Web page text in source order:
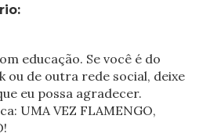
educação. Se você é do
ou de outra rede social, deixe
eu possa agradecer.
UMA VEZ FLAMENGO,